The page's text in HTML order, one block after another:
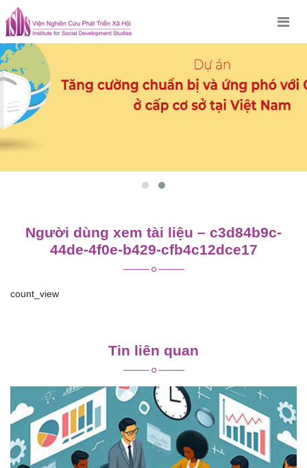
Skip
to
content
Người dùng xem tài liệu – c3d84b9c-
44de-4f0e-b429-cfb4c12dce17
count_view
viết
Tin liên quan